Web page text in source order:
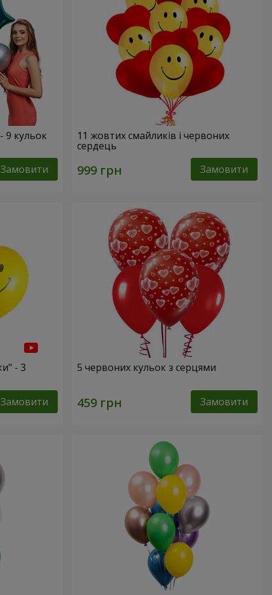
9 кульок
Замовити
11 жовтих смайликів і червоних
сердець
Замовити
- 3
Замовити
5 червоних кульок з серцями
Замовити